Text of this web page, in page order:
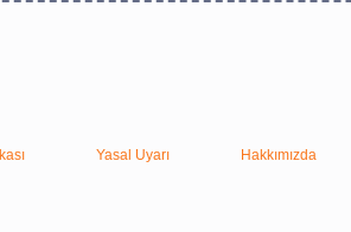
Yasal Uyarı Hakkımızda